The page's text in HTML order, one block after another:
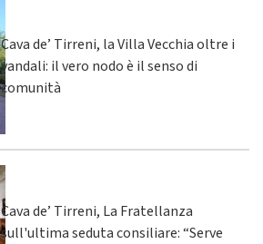
Cava de’ Tirreni, la Villa Vecchia oltre i
vandali: il vero nodo è il senso di
comunità
Cava de’ Tirreni, La Fratellanza
sull'ultima seduta consiliare: “Serve